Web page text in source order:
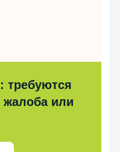
требуются
жалоба или